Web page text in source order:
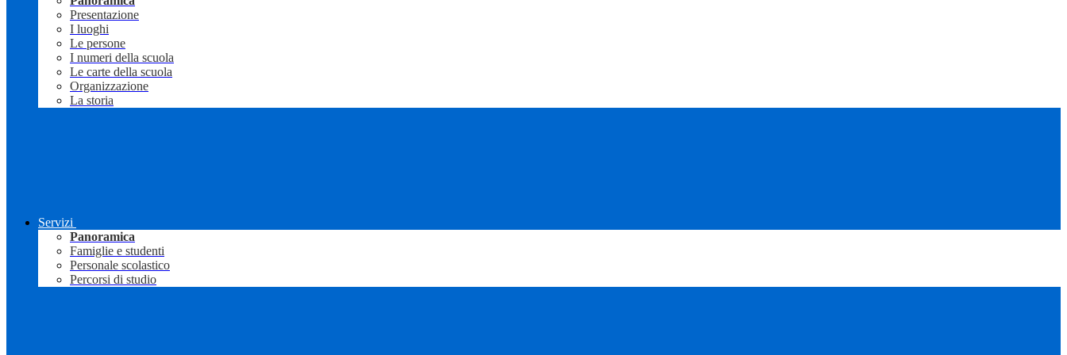
Presentazione
I luoghi
Le persone
I numeri della scuola
Le carte della scuola
Organizzazione
La storia
Servizi
Panoramica
Famiglie e studenti
Personale scolastico
Percorsi di studio